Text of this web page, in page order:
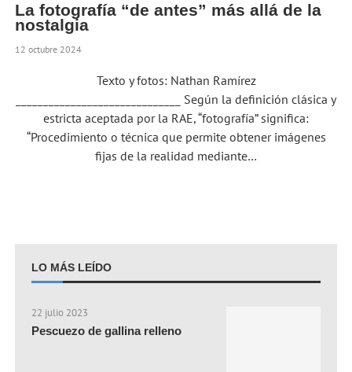
La fotografía “de antes” más allá de la
nostalgia
12 octubre 2024
Texto y fotos: Nathan Ramírez
______________________________ Según la definición clásica y
estricta aceptada por la RAE, “fotografía” significa:
“Procedimiento o técnica que permite obtener imágenes
fijas de la realidad mediante…
LO MÁS LEÍDO
22 julio 2023
Pescuezo de gallina relleno